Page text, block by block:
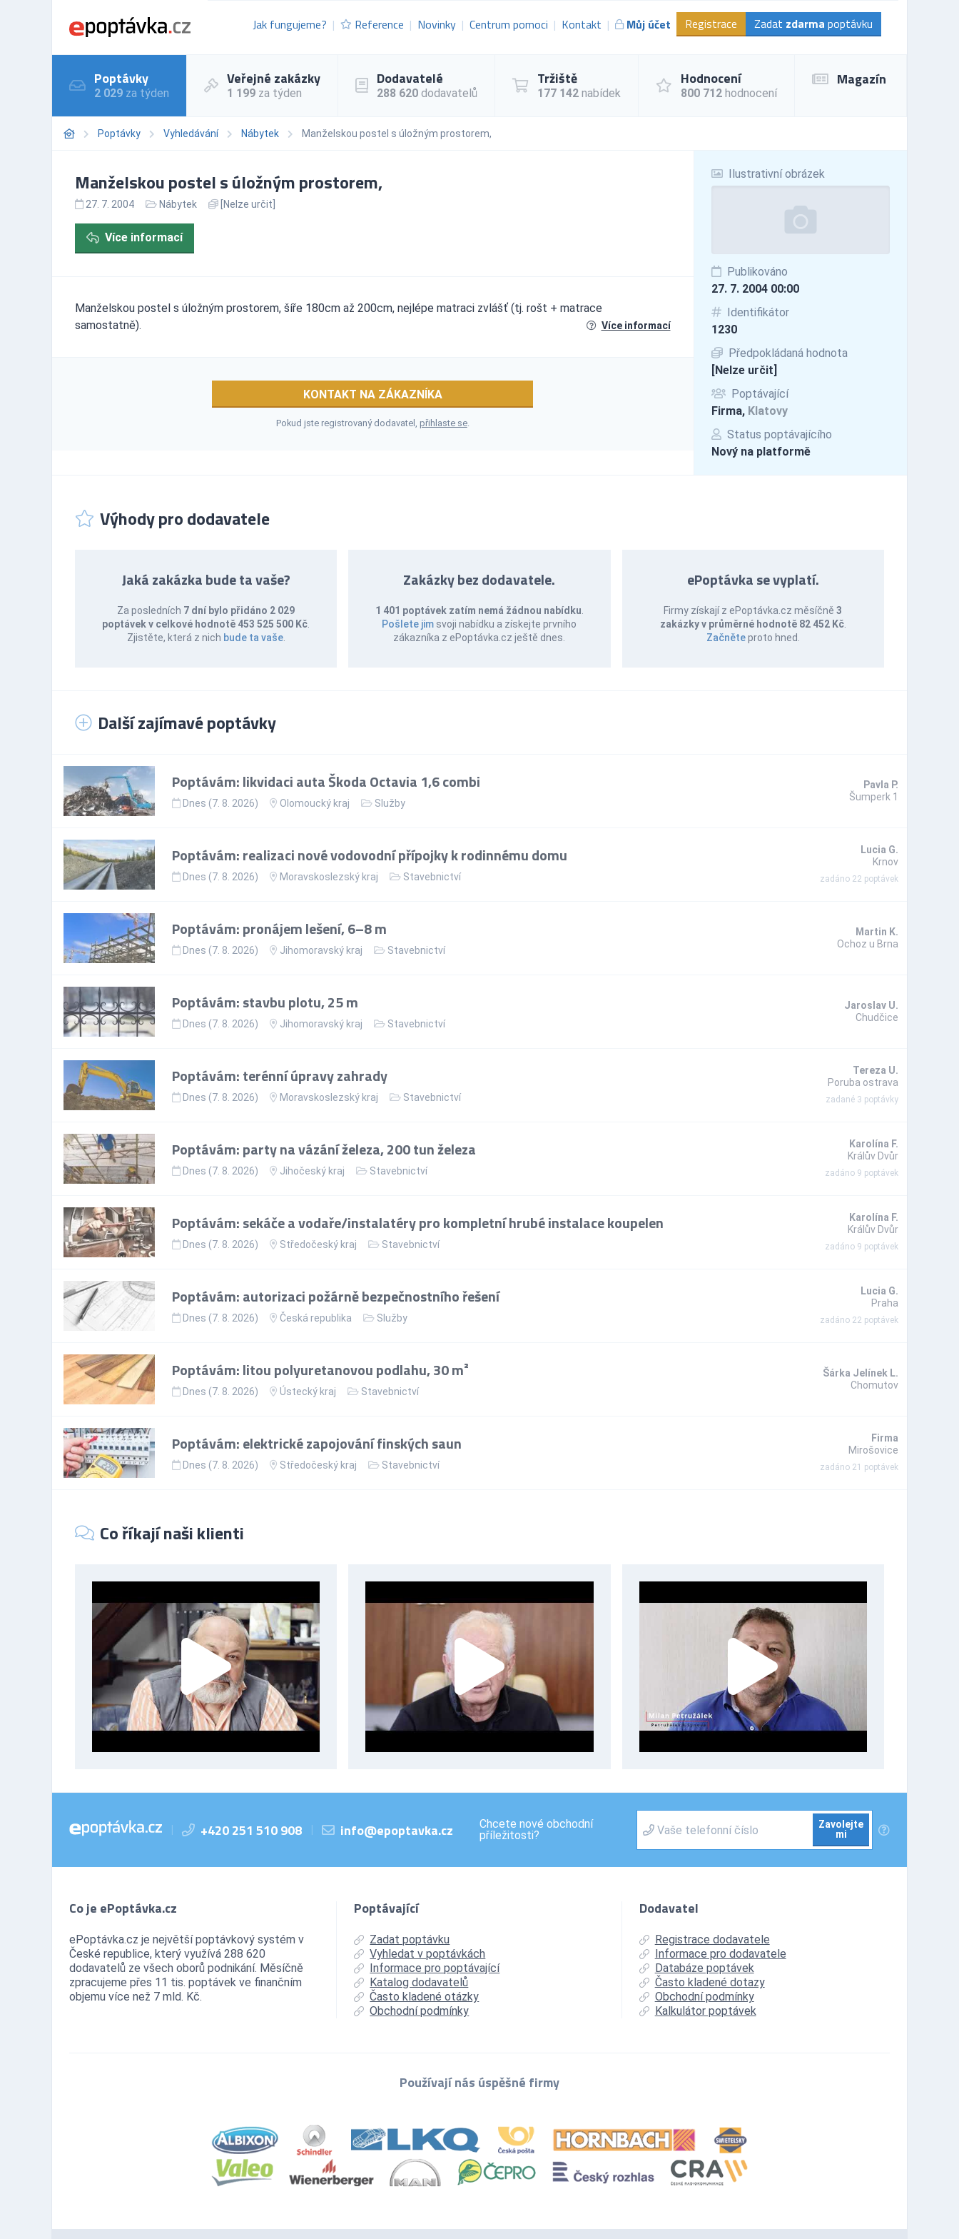
Jak fungujeme? Reference Novinky Centrum pomoci Kontakt Můj účet Registrace Zadat zdarma poptávku
Poptávky
2 029 za týden
Veřejné zakázky
1 199 za týden
Dodavatelé
288 620 dodavatelů
Tržiště
177 142 nabídek
Hodnocení
800 712 hodnocení
Magazín
Poptávky Vyhledávání Nábytek Manželskou postel s úložným prostorem,
Ilustrativní obrázek
Publikováno
27. 7. 2004 00:00
Identifikátor
1230
Předpokládaná hodnota
[Nelze určit]
Poptávající
Firma, Klatovy
Status poptávajícího
Nový na platformě
Manželskou postel s úložným prostorem,
27. 7. 2004 Nábytek [Nelze určit]
Více informací
Manželskou postel s úložným prostorem, šíře 180cm až 200cm, nejlépe matraci zvlášť (tj. rošt + matrace
samostatně).
Více informací
KONTAKT NA ZÁKAZNÍKA
Pokud jste registrovaný dodavatel, přihlaste se.
Výhody pro dodavatele
Jaká zakázka bude ta vaše?
Za posledních 7 dní bylo přidáno 2 029
poptávek v celkové hodnotě 453 525 500 Kč
Zjistěte, která z nich bude ta vaše.
Zakázky bez dodavatele.
1 401 poptávek zatím nemá žádnou nabídku
Pošlete jim svoji nabídku a získejte prvního
zákazníka z ePoptávka.cz ještě dnes.
ePoptávka se vyplatí.
Firmy získají z ePoptávka.cz měsíčně3
zakázky v průměrné hodnotě 82 452 Kč.
Začněteproto hned.
Další zajímavé poptávky
Poptávám: likvidaci auta Škoda Octavia 1,6 combi
Dnes (7. 8. 2026) Olomoucký kraj Služby
Pavla P.
Šumperk 1
Poptávám: realizaci nové vodovodní přípojky k rodinnému domu
Dnes (7. 8. 2026) Moravskoslezský kraj Stavebnictví
Lucia G.
Krnov
zadáno 22 poptávek
Poptávám: pronájem lešení, 6–8 m
Dnes (7. 8. 2026) Jihomoravský kraj Stavebnictví
Martin K.
Ochoz u Brna
Poptávám: stavbu plotu, 25 m
Dnes (7. 8. 2026) Jihomoravský kraj Stavebnictví
Jaroslav U.
Chudčice
Poptávám: terénní úpravy zahrady
Dnes (7. 8. 2026) Moravskoslezský kraj Stavebnictví
Tereza U.
Poruba ostrava
zadané 3 poptávky
Poptávám: party na vázání železa, 200 tun železa
Dnes (7. 8. 2026) Jihočeský kraj Stavebnictví
Karolína F.
Králův Dvůr
zadáno 9 poptávek
Poptávám: sekáče a vodaře/instalatéry pro kompletní hrubé instalace koupelen
Dnes (7. 8. 2026) Středočeský kraj Stavebnictví
Karolína F.
Králův Dvůr
zadáno 9 poptávek
Poptávám: autorizaci požárně bezpečnostního řešení
Dnes (7. 8. 2026) Česká republika Služby
Lucia G.
Praha
zadáno 22 poptávek
Poptávám: litou polyuretanovou podlahu, 30 m²
Dnes (7. 8. 2026) Ústecký kraj Stavebnictví
Šárka Jelínek L.
Chomutov
Poptávám: elektrické zapojování finských saun
Dnes (7. 8. 2026) Středočeský kraj Stavebnictví
Firma
Mirošovice
zadáno 21 poptávek
Co říkají naši klienti
| +420 251 510 908 | info@epoptavka.cz
Chcete nové obchodní
příležitosti?
Zavolejte
mi
Co je ePoptávka.cz
ePoptávka.cz je největší poptávkový systém v
České republice, který využívá 288 620
dodavatelů ze všech oborů podnikání. Měsíčně
zpracujeme přes 11 tis. poptávek ve finančním
objemu více než 7 mld. Kč.
Poptávající
Zadat poptávku
Vyhledat v poptávkách
Informace pro poptávající
Katalog dodavatelů
Často kladené otázky
Obchodní podmínky
Dodavatel
Registrace dodavatele
Informace pro dodavatele
Databáze poptávek
Často kladené dotazy
Obchodní podmínky
Kalkulátor poptávek
Používají nás úspěšné firmy